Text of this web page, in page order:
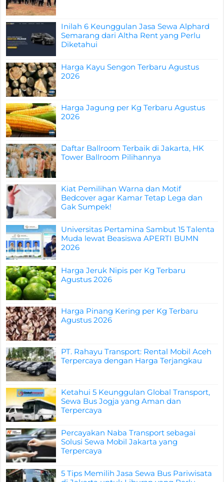
Inilah 6 Keunggulan Jasa Sewa Alphard
Semarang dari Altha Rent yang Perlu
Diketahui
Harga Kayu Sengon Terbaru Agustus
2026
Harga Jagung per Kg Terbaru Agustus
2026
Daftar Ballroom Terbaik di Jakarta, HK
Tower Ballroom Pilihannya
Kiat Pemilihan Warna dan Motif
Bedcover agar Kamar Tetap Lega dan
Gak Sumpek!
Universitas Pertamina Sambut 15 Talenta
Muda lewat Beasiswa APERTI BUMN
2026
Harga Jeruk Nipis per Kg Terbaru
Agustus 2026
Harga Pinang Kering per Kg Terbaru
Agustus 2026
PT. Rahayu Transport: Rental Mobil Aceh
Terpercaya dengan Harga Terjangkau
Ketahui 5 Keunggulan Global Transport,
Sewa Bus Jogja yang Aman dan
Terpercaya
Percayakan Naba Transport sebagai
Solusi Sewa Mobil Jakarta yang
Terpercaya
5 Tips Memilih Jasa Sewa Bus Pariwisata